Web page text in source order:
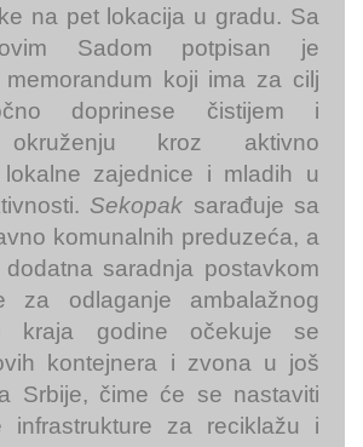
na pet lokacija u gradu. Sa
Sadom potpisan je
memorandum koji ima za cilj
doprinese čistijem i
okruženju kroz aktivno
lokalne zajednice i mladih u
Sekopak sarađuje sa
komunalnih preduzeća, a
saradnja postavkom
za odlaganje ambalažnog
kraja godine očekuje se
kontejnera i zvona u još
Srbije, čime će se nastaviti
infrastrukture za reciklažu i